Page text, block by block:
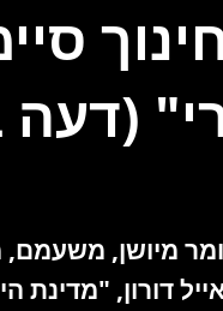
מיושן, משעמם,
דורון, "מדינת